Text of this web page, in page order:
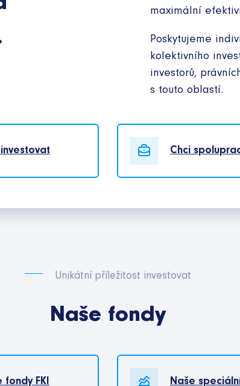
maximální
Poskytujeme
kolektivního
investorů,
s touto oblastí.
Chci
Unikátní příležitost investovat
Naše fondy
fondy FKI Naše